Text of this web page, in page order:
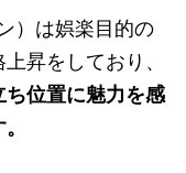
）は娯楽目的の
昇をしており、
位置に魅力を感